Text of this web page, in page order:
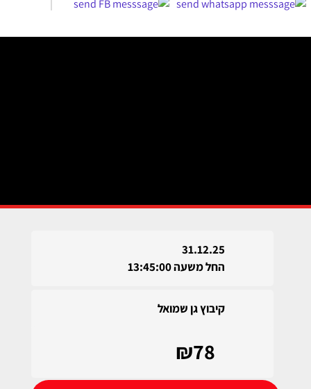
31.12.25
החל משעה 13:45:00
קיבוץ גן שמואל
₪78